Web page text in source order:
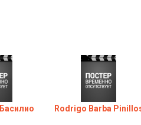
Rodrigo Barba